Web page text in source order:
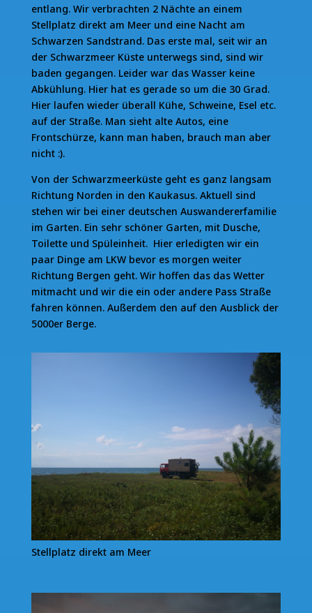
entlang. Wir verbrachten 2 Nächte an einem
Stellplatz direkt am Meer und eine Nacht am
Schwarzen Sandstrand. Das erste mal, seit wir an
der Schwarzmeer Küste unterwegs sind, sind wir
baden gegangen. Leider war das Wasser keine
Abkühlung. Hier hat es gerade so um die 30 Grad.
Hier laufen wieder überall Kühe, Schweine, Esel etc.
auf der Straße. Man sieht alte Autos, eine
Frontschürze, kann man haben, brauch man aber
nicht :).
Von der Schwarzmeerküste geht es ganz langsam
Richtung Norden in den Kaukasus. Aktuell sind
stehen wir bei einer deutschen Auswandererfamilie
im Garten. Ein sehr schöner Garten, mit Dusche,
Toilette und Spüleinheit. Hier erledigten wir ein
paar Dinge am LKW bevor es morgen weiter
Richtung Bergen geht. Wir hoffen das das Wetter
mitmacht und wir die ein oder andere Pass Straße
fahren können. Außerdem den auf den Ausblick der
5000er Berge.
Stellplatz direkt am Meer